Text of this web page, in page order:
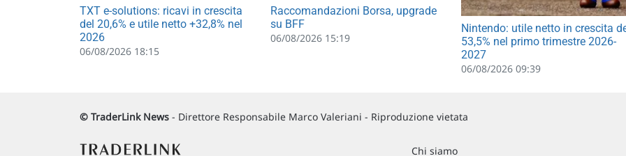
TXT e-solutions: ricavi in crescita
del 20,6% e utile netto +32,8% nel
2026
06/08/2026 18:15
Raccomandazioni Borsa, upgrade
su BFF
06/08/2026 15:19
Nintendo: utile netto in crescita
53,5% nel primo trimestre 2026-
2027
06/08/2026 09:39
© TraderLink News - Direttore Responsabile Marco Valeriani - Riproduzione vietata
Chi siamo